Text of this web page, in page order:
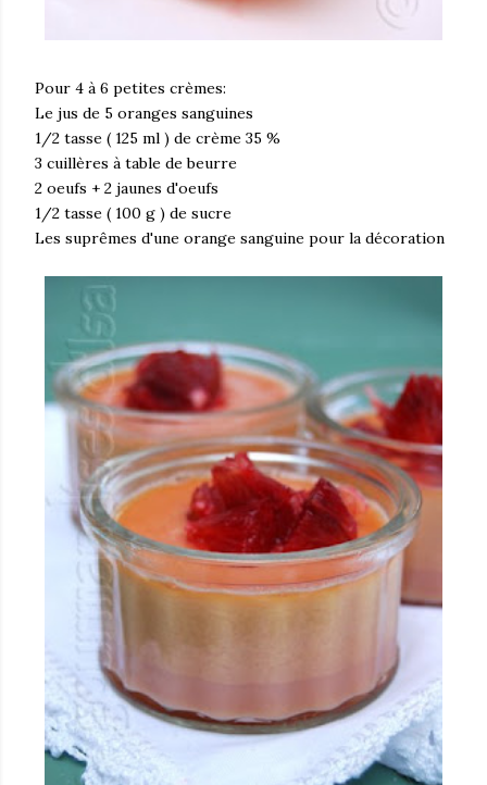
Pour 4 à 6 petites crèmes:
Le jus de 5 oranges sanguines
1/2 tasse ( 125 ml ) de crème 35 %
3 cuillères à table de beurre
2 oeufs + 2 jaunes d'oeufs
1/2 tasse ( 100 g ) de sucre
Les suprêmes d'une orange sanguine pour la décoration